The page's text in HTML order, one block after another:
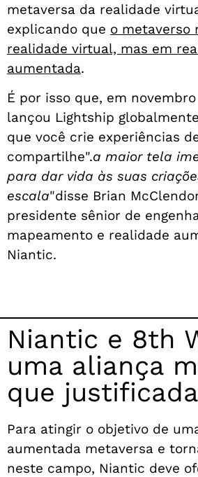
metaversa da realidade
explicando que o metaverso
realidade virtual, mas em
aumentada.
É por isso que, em
lançou Lightship
que você crie experiências
compartilhe".a maior tela
para dar vida às suas
escala"disse Brian
presidente sênior de
mapeamento e realidade
Niantic.
Niantic e 8th
uma aliança
que justificada
Para atingir o objetivo de
aumentada metaversa e
neste campo, Niantic deve